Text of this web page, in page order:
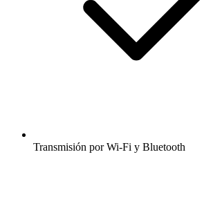
Transmisión por Wi-Fi y Bluetooth